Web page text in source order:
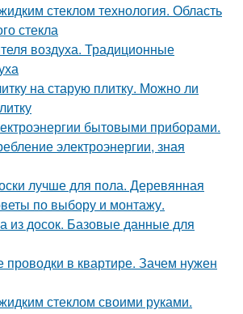
стеклом технология. Область
стекла
воздуха. Традиционные
на старую плитку. Можно ли
бытовыми приборами.
электроэнергии, зная
лучше для пола. Деревянная
по выбору и монтажу.
из досок. Базовые данные для
проводки в квартире. Зачем нужен
стеклом своими руками.